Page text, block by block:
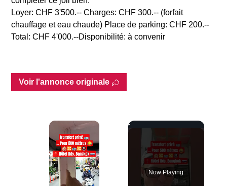
Loyer: CHF 3'500.-- Charges: CHF 300.-- (forfait
chauffage et eau chaude) Place de parking: CHF 200.--
Total: CHF 4'000.--Disponibilité: à convenir
Voir l'annonce originale
×
Now Playing